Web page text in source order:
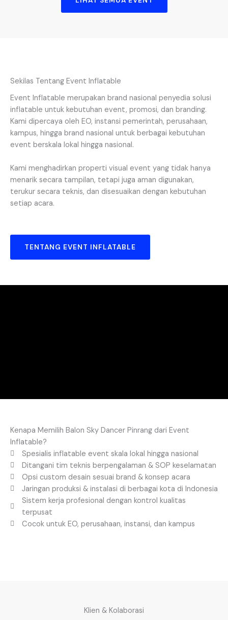
Sekilas Tentang Event Inflatable
Event Inflatable merupakan brand nasional penyedia solusi
inflatable untuk kebutuhan event, promosi, dan branding.
Kami dipercaya oleh EO, instansi pemerintah, perusahaan,
kampus, hingga brand nasional untuk berbagai kebutuhan
event berskala lokal hingga nasional.
Kami menghadirkan properti visual event yang tidak hanya
menarik secara tampilan, tetapi juga aman digunakan,
terukur secara teknis, dan disesuaikan dengan kebutuhan
setiap acara.
TENTANG EVENT INFLATABLE
Kenapa Memilih Balon Sky Dancer Pinrang dari Event
Inflatable?
Spesialis inflatable event skala lokal hingga nasional
Ditangani tim teknis berpengalaman & SOP keselamatan
Opsi custom desain sesuai brand & konsep acara
Jaringan produksi & instalasi di berbagai kota di Indonesia
Sistem kerja profesional dengan kontrol kualitas
terpusat
Cocok untuk EO, perusahaan, instansi, dan kampus
Klien & Kolaborasi